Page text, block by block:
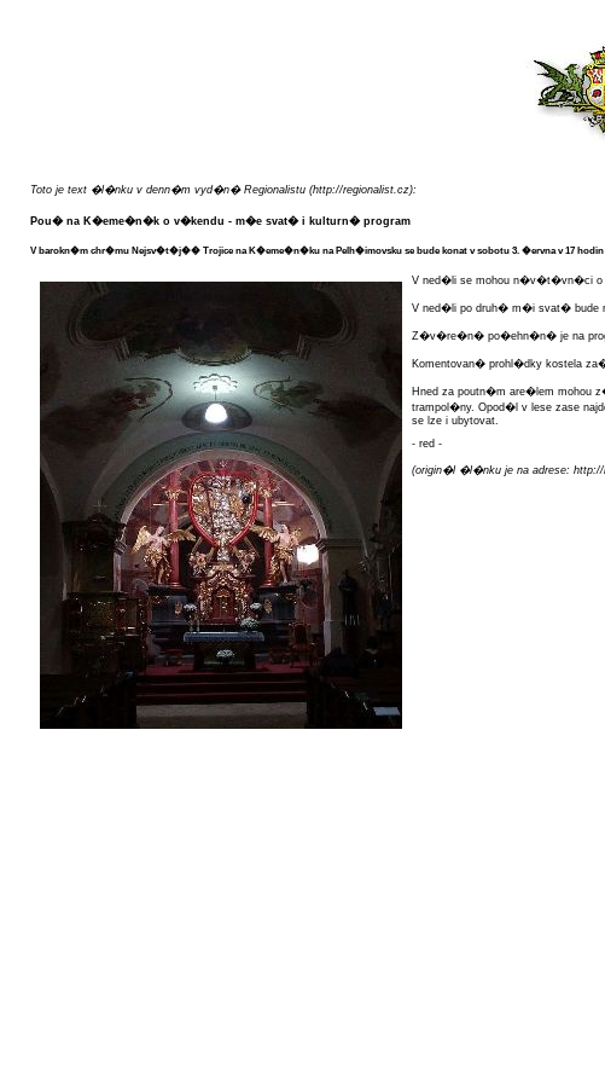
Toto je text �l�nku v denn�m vyd�n� Regionalistu (http://regionalist.cz):
Pou� na K�eme�n�k o v�kendu - m�e svat� i kulturn� program
V barokn�m chr�mu Nejsv�t�j�� Trojice na K�eme�n�ku na Pelh�imovsku se bude konat v sobotu 3. �ervna v 17
V ned�li se mohou n�v�t�vn�ci o
V ned�li po druh� m�i svat�
Z�v�re�n� po�ehn�n� je na
Komentovan� prohl�dky kostela
Hned za poutn�m are�lem
trampol�ny. Opod�l v lese zase
se lze i ubytovat.
- red -
(origin�l �l�nku je na adrese: http://